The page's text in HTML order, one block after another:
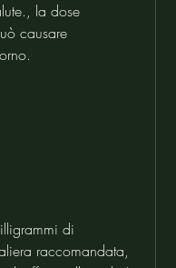
la dose
causare
di
raccomandata,